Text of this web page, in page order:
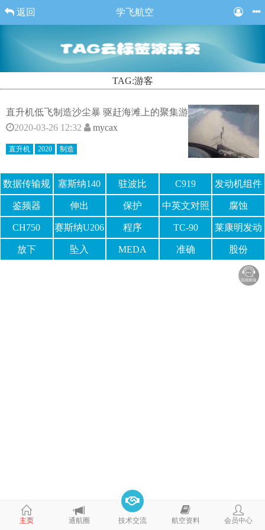
返回 学飞航空
TAG:游客
直升机低飞制造沙尘暴 驱赶海滩上的聚集游
2020-03-26 12:32
mycax
直升机 2020 制造
数据传输规
范
塞斯纳140 驻波比 C919 发动机组件
鉴频器 伸出 保护 中英文对照
表
腐蚀
CH750 赛斯纳U206 程序 TC-90 莱康明发动
机
放下 坠入 MEDA 准确 股份
主页 通航圈 技术交流 航空资料 会员中心